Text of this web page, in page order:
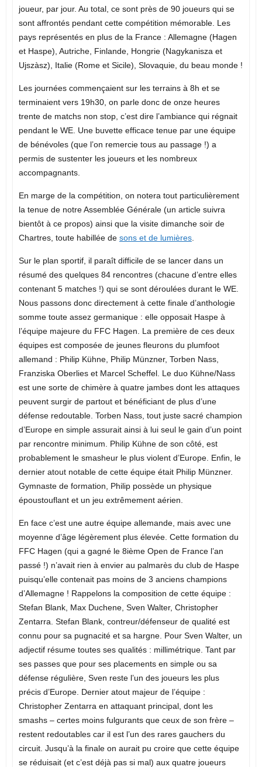
joueur, par jour. Au total, ce sont près de 90 joueurs qui se
sont affrontés pendant cette compétition mémorable. Les
pays représentés en plus de la France : Allemagne (Hagen
et Haspe), Autriche, Finlande, Hongrie (Nagykanisza et
Ujszàsz), Italie (Rome et Sicile), Slovaquie, du beau monde !
Les journées commençaient sur les terrains à 8h et se
terminaient vers 19h30, on parle donc de onze heures
trente de matchs non stop, c’est dire l’ambiance qui régnait
pendant le WE. Une buvette efficace tenue par une équipe
de bénévoles (que l’on remercie tous au passage !) a
permis de sustenter les joueurs et les nombreux
accompagnants.
En marge de la compétition, on notera tout particulièrement
la tenue de notre Assemblée Générale (un article suivra
bientôt à ce propos) ainsi que la visite dimanche soir de
Chartres, toute habillée de sons et de lumières.
Sur le plan sportif, il paraît difficile de se lancer dans un
résumé des quelques 84 rencontres (chacune d’entre elles
contenant 5 matches !) qui se sont déroulées durant le WE.
Nous passons donc directement à cette finale d’anthologie
somme toute assez germanique : elle opposait Haspe à
l’équipe majeure du FFC Hagen. La première de ces deux
équipes est composée de jeunes fleurons du plumfoot
allemand : Philip Kühne, Philip Münzner, Torben Nass,
Franziska Oberlies et Marcel Scheffel. Le duo Kühne/Nass
est une sorte de chimère à quatre jambes dont les attaques
peuvent surgir de partout et bénéficiant de plus d’une
défense redoutable. Torben Nass, tout juste sacré champion
d’Europe en simple assurait ainsi à lui seul le gain d’un point
par rencontre minimum. Philip Kühne de son côté, est
probablement le smasheur le plus violent d’Europe. Enfin, le
dernier atout notable de cette équipe était Philip Münzner.
Gymnaste de formation, Philip possède un physique
époustouflant et un jeu extrêmement aérien.
En face c’est une autre équipe allemande, mais avec une
moyenne d’âge légèrement plus élevée. Cette formation du
FFC Hagen (qui a gagné le 8ième Open de France l’an
passé !) n’avait rien à envier au palmarès du club de Haspe
puisqu’elle contenait pas moins de 3 anciens champions
d’Allemagne ! Rappelons la composition de cette équipe :
Stefan Blank, Max Duchene, Sven Walter, Christopher
Zentarra. Stefan Blank, contreur/défenseur de qualité est
connu pour sa pugnacité et sa hargne. Pour Sven Walter, un
adjectif résume toutes ses qualités : millimétrique. Tant par
ses passes que pour ses placements en simple ou sa
défense régulière, Sven reste l’un des joueurs les plus
précis d’Europe. Dernier atout majeur de l’équipe :
Christopher Zentarra en attaquant principal, dont les
smashs – certes moins fulgurants que ceux de son frère –
restent redoutables car il est l’un des rares gauchers du
circuit. Jusqu’à la finale on aurait pu croire que cette équipe
se réduisait (et c’est déjà pas si mal) aux quatre joueurs